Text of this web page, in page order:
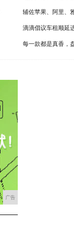
辅佐苹果、阿里、
滴滴倡议车租顺延
每一款都是真香，
广告